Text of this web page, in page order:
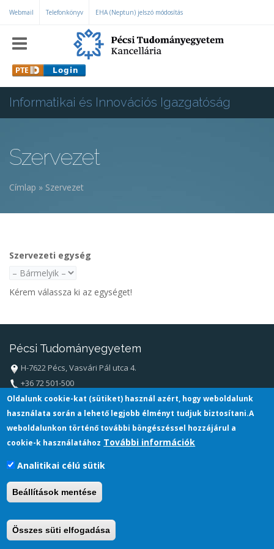
Ugrás a tartalomra
Webmail Telefonkönyv EHA (Neptun) jelszó módosítás
Informatikai és Innovációs Igazgatóság
Szervezet
Címlap » Szervezet
Szervezeti egység
Kérem válassza ki az egységet!
Pécsi Tudományegyetem
H-7622 Pécs, Vasvári Pál utca 4.
+36 72 501-500
info@pte.hu
Oldalunk cookie-kat (sütiket) használ azért, hogy weboldalunk
használata során a lehető legjobb élményt tudjuk biztosítani.A
weboldalunkon történő további böngészéssel hozzájárul a
cookie-k használatához További információk
Analitikai célú sütik
Beállítások mentése
Összes süti elfogadása